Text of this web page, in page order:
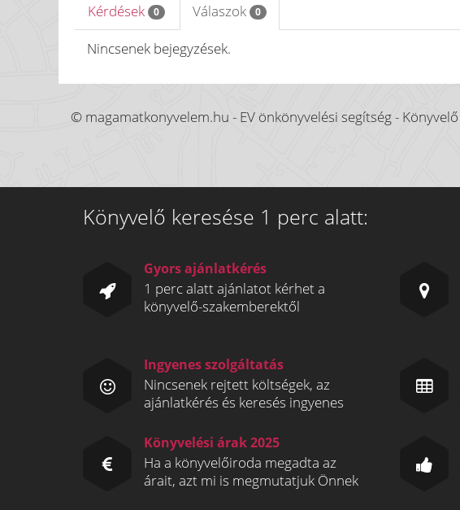
Kérdések 0 Válaszok 0
Nincsenek bejegyzések.
© magamatkonyvelem.hu - EV önkönyvelési segítség - Könyvelő
Könyvelő keresése 1 perc alatt:
Gyors ajánlatkérés
1 perc alatt ajánlatot kérhet a
könyvelő-szakemberektől
Ingyenes szolgáltatás
Nincsenek rejtett költségek, az
ajánlatkérés és keresés ingyenes
Könyvelési árak 2025
Ha a könyvelőiroda megadta az
árait, azt mi is megmutatjuk Önnek